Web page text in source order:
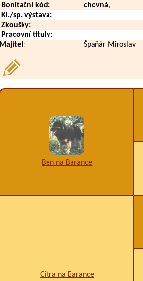
Bonitační kód:
chovná,
Kl./sp. výstava:
Zkoušky:
Pracovní tituly:
Majitel:
Špaňár Miroslav
Ben na Barance
Citra na Barance